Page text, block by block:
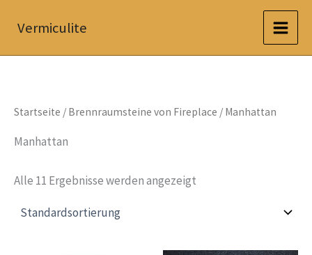
InhaltVermiculite
Startseite / Brennraumsteine von Fireplace / Manhattan
Manhattan
Alle 11 Ergebnisse werden angezeigt